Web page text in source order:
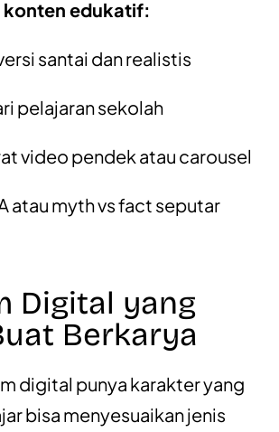
konten edukatif:
santai dan realistis
pelajaran sekolah
video pendek atau carousel
atau myth vs fact seputar
Digital yang
Berkarya
digital punya karakter yang
bisa menyesuaikan jenis